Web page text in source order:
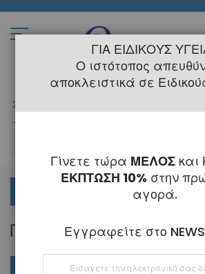
στο
2108145775
-
ΠΡΟΓΟΜΦΊΩΝ
Ταξινόμηση κατά
ΑΓΟΡΆ ΚΑΤΆ
ΓΙΑ ΕΙΔΙΚΟΎΣ
Ο ιστότοπος
αποκλειστικά σε
Γίνετε τώρα ΜΕΛΟΣ και
ΕΚΠΤΩΣΗ 10% στην
αγορά.
Εγγραφείτε στο
Εγγραφή
στο